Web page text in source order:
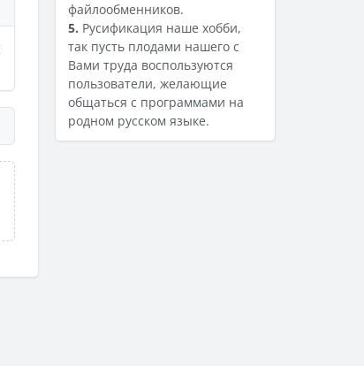
файлообменников.
5. Русификация наше хобби,
так пусть плодами нашего с
Вами труда воспользуются
пользователи, желающие
общаться с программами на
родном русском языке.